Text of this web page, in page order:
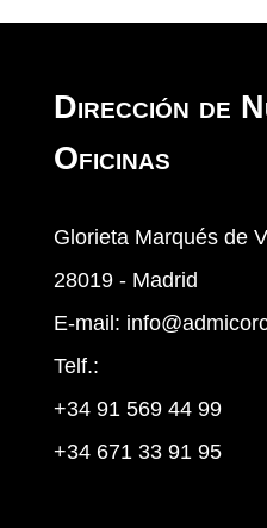
Dirección de
Oficinas
Glorieta Marqués de
28019 - Madrid
E-mail:
Telf.:
+34 91 569 44 99
+34 671 33 91 95